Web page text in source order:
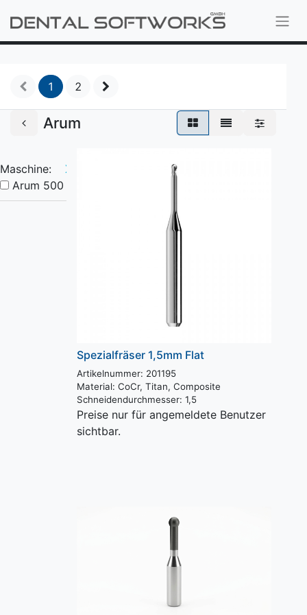
1 2
Arum
Maschine:
X
Arum 500
Spezialfräser 1,5mm Flat
Artikelnummer: 201195
Material: CoCr, Titan, Composite
Schneidendurchmesser: 1,5
Preise nur für angemeldete Benutzer
sichtbar.